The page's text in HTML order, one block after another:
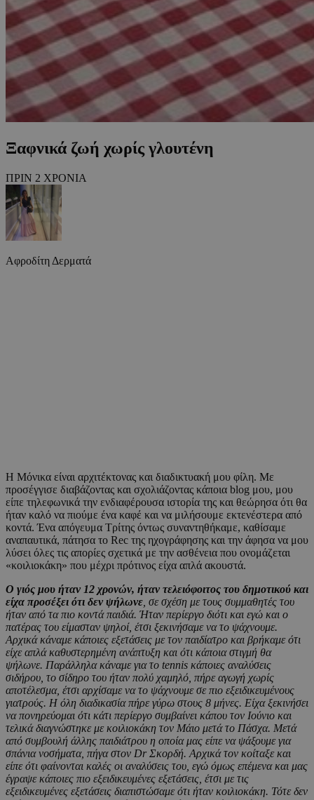
Ξαφνικά ζωή χωρίς γλουτένη
ΠΡΙΝ 2 ΧΡΟΝΙΑ
Αφροδίτη Δερματά
Η Μόνικα είναι αρχιτέκτονας και διαδικτυακή μου φίλη. Με
προσέγγισε διαβάζοντας και σχολιάζοντας κάποια blog μου, μου
είπε τηλεφωνικά την ενδιαφέρουσα ιστορία της και θεώρησα ότι θα
ήταν καλό να πιούμε ένα καφέ και να μιλήσουμε εκτενέστερα από
κοντά. Ένα απόγευμα Τρίτης όντως συναντηθήκαμε, καθίσαμε
αναπαυτικά, πάτησα το Rec της ηχογράφησης και την άφησα να μου
λύσει όλες τις απορίες σχετικά με την ασθένεια που ονομάζεται
«κοιλιοκάκη» που μέχρι πρότινος είχα απλά ακουστά.
Ο γιός μου ήταν 12 χρονών, ήταν τελειόφοιτος του δημοτικού και
είχα προσέξει ότι δεν ψήλωνε , σε σχέση με τους συμμαθητές του
ήταν από τα πιο κοντά παιδιά. Ήταν περίεργο διότι και εγώ και ο
πατέρας του είμασταν ψηλοί, έτσι ξεκινήσαμε να το ψάχνουμε.
Αρχικά κάναμε κάποιες εξετάσεις με τον παιδίατρο και βρήκαμε ότι
είχε απλά καθυστερημένη ανάπτυξη και ότι κάποια στιγμή θα
ψήλωνε. Παράλληλα κάναμε για το tennis κάποιες αναλύσεις
σιδήρου, το σίδηρο του ήταν πολύ χαμηλό, πήρε αγωγή χωρίς
αποτέλεσμα, έτσι αρχίσαμε να το ψάχνουμε σε πιο εξειδικευμένους
γιατρούς. Η όλη διαδικασία πήρε γύρω στους 8 μήνες. Είχα ξεκινήσει
να πονηρεύομαι ότι κάτι περίεργο συμβαίνει κάπου τον Ιούνιο και
τελικά διαγνώστηκε με κοιλιοκάκη τον Μάιο μετά το Πάσχα. Μετά
από συμβουλή άλλης παιδιάτρου η οποία μας είπε να ψάξουμε για
σπάνια νοσήματα, πήγα στον Dr Σκορδή. Αρχικά τον κοίταξε και
είπε ότι φαίνονται καλές οι αναλύσεις του, εγώ όμως επέμενα και μας
έγραψε κάποιες πιο εξειδικευμένες εξετάσεις, έτσι με τις
εξειδικευμένες εξετάσεις διαπιστώσαμε ότι ήταν κοιλιοκάκη. Τότε δεν